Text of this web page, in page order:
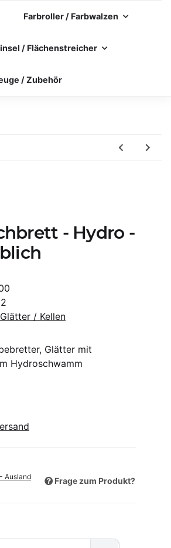
Farbroller / Farbwalzen
/ Flächenstreicher
/ Zubehör
- Hydro -
/ Kellen
Glätter mit
Hydroschwamm
Ausland
Frage zum Produkt?